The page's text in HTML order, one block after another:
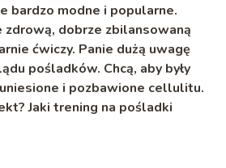
bardzo modne i popularne.
dobrze zbilansowaną
ćwiczy. Panie dużą uwagę
pośladków. Chcą, aby były
i pozbawione cellulitu.
Jaki trening na pośladki